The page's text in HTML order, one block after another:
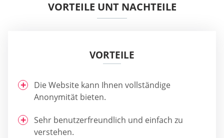
VORTEILE UNT NACHTEILE
VORTEILE
Die Website kann Ihnen vollständige
Anonymität bieten.
Sehr benutzerfreundlich und einfach zu
verstehen.